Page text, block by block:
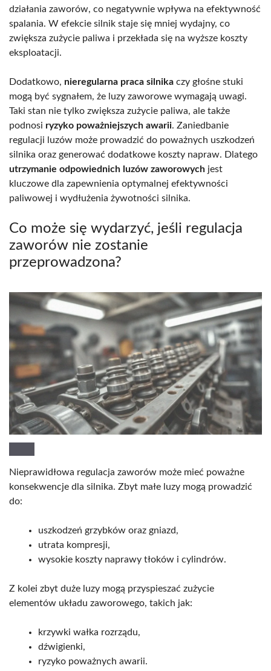
działania zaworów, co negatywnie wpływa na efektywność
spalania. W efekcie silnik staje się mniej wydajny, co
zwiększa zużycie paliwa i przekłada się na wyższe koszty
eksploatacji.
Dodatkowo, nieregularna praca silnika czy głośne stuki
mogą być sygnałem, że luzy zaworowe wymagają uwagi.
Taki stan nie tylko zwiększa zużycie paliwa, ale także
podnosi ryzyko poważniejszych awarii. Zaniedbanie
regulacji luzów może prowadzić do poważnych uszkodzeń
silnika oraz generować dodatkowe koszty napraw. Dlatego
utrzymanie odpowiednich luzów zaworowych jest
kluczowe dla zapewnienia optymalnej efektywności
paliwowej i wydłużenia żywotności silnika.
Co może się wydarzyć, jeśli regulacja
zaworów nie zostanie
przeprowadzona?
Nieprawidłowa regulacja zaworów może mieć poważne
konsekwencje dla silnika. Zbyt małe luzy mogą prowadzić
do:
uszkodzeń grzybków oraz gniazd,
utrata kompresji,
wysokie koszty naprawy tłoków i cylindrów.
Z kolei zbyt duże luzy mogą przyspieszać zużycie
elementów układu zaworowego, takich jak:
krzywki wałka rozrządu,
dźwigienki,
ryzyko poważnych awarii.